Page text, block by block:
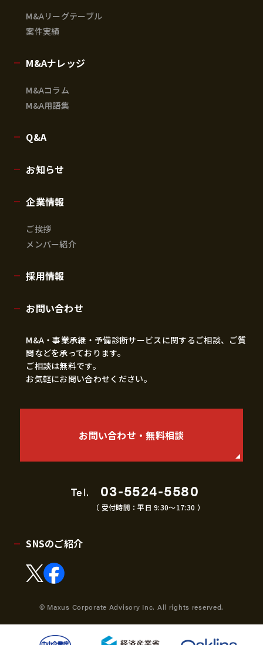
M&Aリーグテーブル
案件実績
M&Aナレッジ
M&Aコラム
M&A用語集
Q&A
お知らせ
企業情報
ご挨拶
メンバー紹介
採用情報
お問い合わせ
M&A・事業承継・予備診断サービスに関するご相談、ご質
問などを承っております。
ご相談は無料です。
お気軽にお問い合わせください。
お問い合わせ・無料相談
Tel. 03-5524-5580
（ 受付時間：平日 9:30〜17:30 ）
SNSのご紹介
© Maxus Corporate Advisory Inc. All rights reserved.